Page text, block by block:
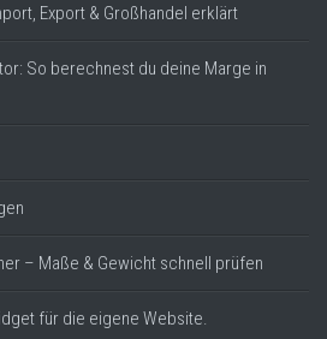
Export & Großhandel erklärt
So berechnest du deine Marge in
– Maße & Gewicht schnell prüfen
für die eigene Website.